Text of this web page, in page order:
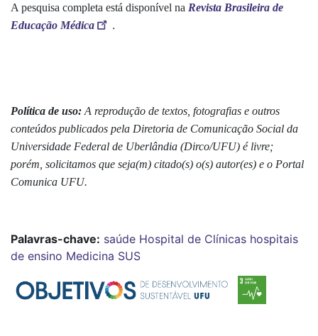
A pesquisa completa está disponível na Revista Brasileira de
Educação Médica
.
Política de uso: A reprodução de textos, fotografias e outros
conteúdos publicados pela Diretoria de Comunicação Social da
Universidade Federal de Uberlândia (Dirco/UFU) é livre;
porém, solicitamos que seja(m) citado(s) o(s) autor(es) e o Portal
Comunica UFU.
Palavras-chave: saúde Hospital de Clínicas hospitais
de ensino Medicina SUS